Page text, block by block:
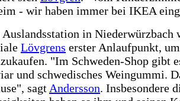
- wir haben immer bei IKEA
in Niederwürzbach
Lövgrens erster Anlaufpunkt, um
"Im Schweden-Shop gibt
und schwedisches Weingummi.
sagt Andersson. Insbesondere